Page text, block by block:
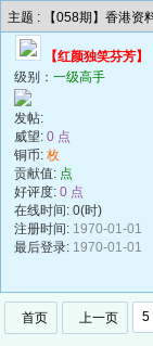
主题 : 【058期】香港资
【红颜独笑芬芳】
级别： 一级高手
发帖:
威望: 0 点
铜币: 枚
贡献值: 点
好评度: 0 点
在线时间: 0(时)
注册时间: 1970-01-01
最后登录: 1970-01-01
首页 上一页 5